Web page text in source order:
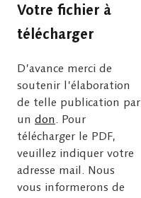
Votre fichier à
télécharger
D’avance merci de
soutenir l’élaboration
de telle publication par
un don. Pour
télécharger le PDF,
veuillez indiquer votre
adresse mail. Nous
vous informerons de